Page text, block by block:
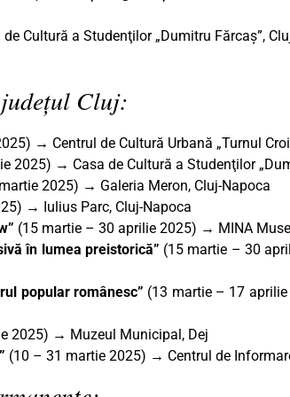
de Cultură a Studenţilor „Dumitru Fărcaș”,
Cluj:
→ Centrul de Cultură Urbană „Turnul
2025) → Casa de Cultură a Studenţilor
2025) → Galeria Meron, Cluj-Napoca
→ Iulius Parc, Cluj-Napoca
(15 martie – 30 aprilie 2025) → MINA
în lumea preistorică” (15 martie – 30
popular românesc” (13 martie – 17
2025) → Muzeul Municipal, Dej
(10 – 31 martie 2025) → Centrul de